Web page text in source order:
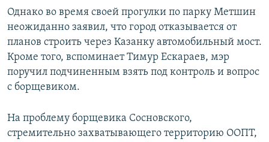
Однако во время своей прогулки по парку Метшин
неожиданно заявил, что город отказывается от
планов строить через Казанку автомобильный мост.
Кроме того, вспоминает Тимур Ескараев, мэр
поручил подчиненным взять под контроль и вопрос
с борщевиком.
На проблему борщевика Сосновского,
стремительно захватывающего территорию ООПТ,